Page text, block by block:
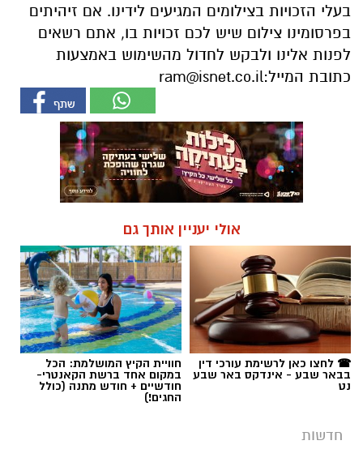
בעלי הזכויות בצילומים המגיעים לידינו. אם זיהיתים
בפרסומינו צילום שיש לכם זכויות בו, אתם רשאים
לפנות אלינו ולבקש לחדול מהשימוש באמצעות
כתובת המייל:ram@isnet.co.il
אולי יעניין אותך גם
☎ לחצו כאן לרשימת עורכי דין
בבאר שבע - אינדקס באר שבע
נט
חוויית הקיץ המושלמת: הכל
במקום אחד ברשת הקאנטרי-
חודשיים + חודש מתנה (כולל
החגים!)
חדשות